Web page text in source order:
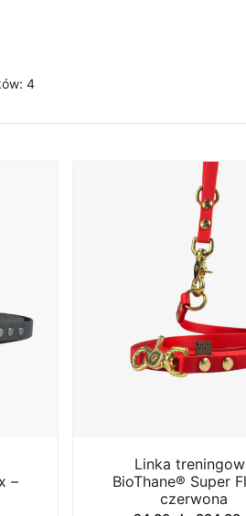
4Posortowane
–
Linka
BioThane® Super
czerwona